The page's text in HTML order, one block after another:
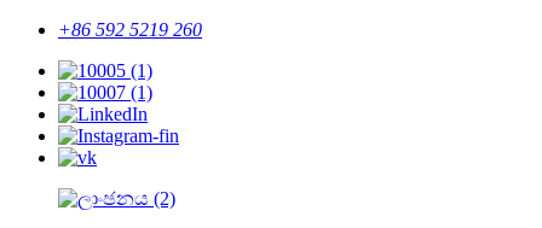
+86 592 5219 260